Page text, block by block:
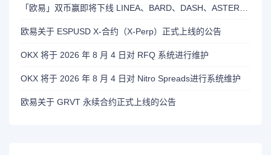
欧易关于 ESPUSD X-合约（X-Perp）正式上线的公告
OKX 将于 2026 年 8 月 4 日对 RFQ 系统进行维护
OKX 将于 2026 年 8 月 4 日对 Nitro Spreads进行系统维护
欧易关于 GRVT 永续合约正式上线的公告